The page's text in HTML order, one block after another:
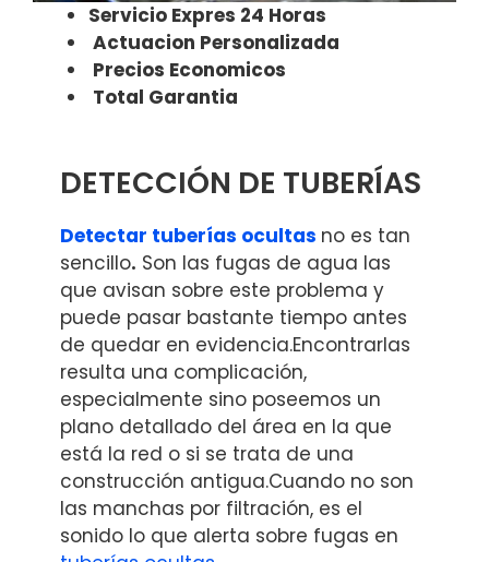
Servicio Expres 24 Horas
Actuacion Personalizada
Precios Economicos
Total Garantia
DETECCIÓN DE TUBERÍAS
Detectar tuberías ocultas no es tan
sencillo. Son las fugas de agua las
que avisan sobre este problema y
puede pasar bastante tiempo antes
de quedar en evidencia.Encontrarlas
resulta una complicación,
especialmente sino poseemos un
plano detallado del área en la que
está la red o si se trata de una
construcción antigua.Cuando no son
las manchas por filtración, es el
sonido lo que alerta sobre fugas en